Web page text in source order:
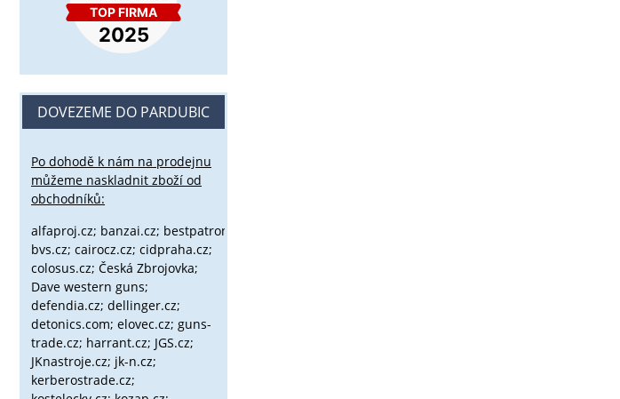
DOVEZEME DO PARDUBIC
Po dohodě k nám na prodejnu
můžeme naskladnit zboží od
obchodníků:
alfaproj.cz; banzai.cz; bestpatron.eu;
bvs.cz; cairocz.cz; cidpraha.cz;
colosus.cz; Česká Zbrojovka;
Dave western guns;
defendia.cz; dellinger.cz;
detonics.com; elovec.cz; guns-
trade.cz; harrant.cz; JGS.cz;
JKnastroje.cz; jk-n.cz;
kerberostrade.cz;